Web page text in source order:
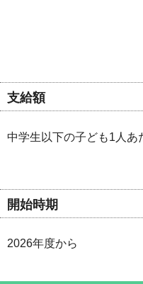
支給額
中学生以下の子ども1人
開始時期
2026年度から